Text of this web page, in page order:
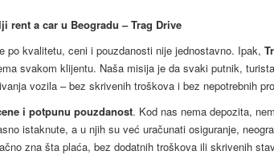
rent a car u Beogradu – Trag Drive
po kvalitetu, ceni i pouzdanosti nije jednostavno. Ipak,
svakom klijentu. Naša misija je da svaki putnik,
vozila – bez skrivenih troškova i bez nepotrebnih
i potpunu pouzdanost. Kod nas nema depozita,
istaknute, a u njih su već uračunati osiguranje,
zna šta plaća, bez dodatnih troškova ili skrivenih